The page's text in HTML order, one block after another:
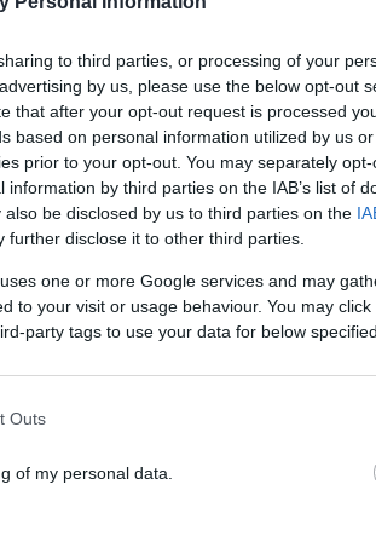
to third parties, or processing of your
by us, please use the below opt-out
that after your opt-out request is processed
based on personal information utilized by us
prior to your opt-out. You may separately
by third parties on the IAB’s list of
be disclosed by us to third parties on the
further disclose it to other third parties.
one or more Google services and may
to your visit or usage behaviour. You may
party tags to use your data for below
Outs
of my personal data.
Τεχνολογίας της
τον κόσμο και να
Και πώς ο εγκέφαλος φιλτράρει